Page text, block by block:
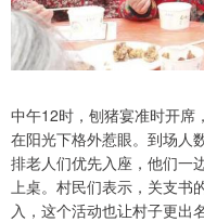
中午12时，刨猪宴准时开席
在阳光下格外惹眼。到场人
排老人们优先入座，他们一
上桌。村民们表示，关支
入，这个活动也让村子更出名